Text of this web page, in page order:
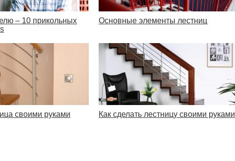
– 10 прикольных
Основные элементы лестниц
своими руками Как сделать лестницу своими руками